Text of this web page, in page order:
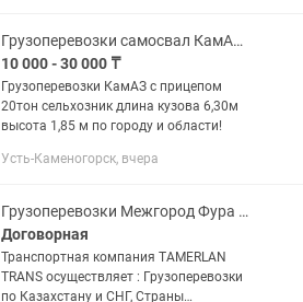
толық...
Грузоперевозки самосвал КамАЗ зерновоз по городу и области!!
10 000 - 30 000 ₸
Грузоперевозки КамАЗ с прицепом
20тон сельхозник длина кузова 6,30м
высота 1,85 м по городу и области!
Усть-Каменогорск, вчера
Грузоперевозки Межгород Фура Тент
Договорная
Транспортная компания TAMERLAN
TRANS осуществляет : Грузоперевозки
по Казахстану и СНГ, Страны